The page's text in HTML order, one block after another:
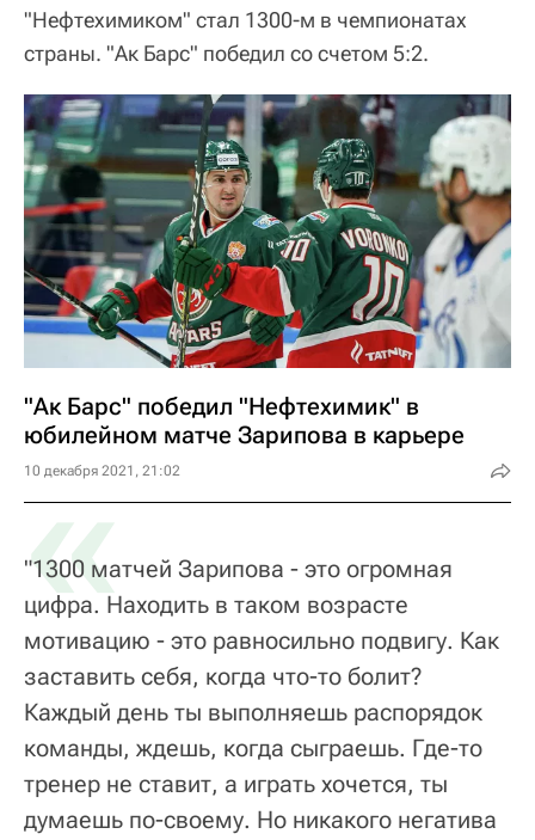
"Нефтехимиком" стал 1300-м в чемпионатах
страны. "Ак Барс" победил со счетом 5:2.
"Ак Барс" победил "Нефтехимик" в
юбилейном матче Зарипова в карьере
10 декабря 2021, 21:02
«
"1300 матчей Зарипова - это огромная
цифра. Находить в таком возрасте
мотивацию - это равносильно подвигу. Как
заставить себя, когда что-то болит?
Каждый день ты выполняешь распорядок
команды, ждешь, когда сыграешь. Где-то
тренер не ставит, а играть хочется, ты
думаешь по-своему. Но никакого негатива